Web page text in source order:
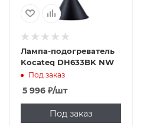
Лампа-подогреватель
Kocateq DH633BK NW
Под заказ
5 996 ₽/шт
Под заказ